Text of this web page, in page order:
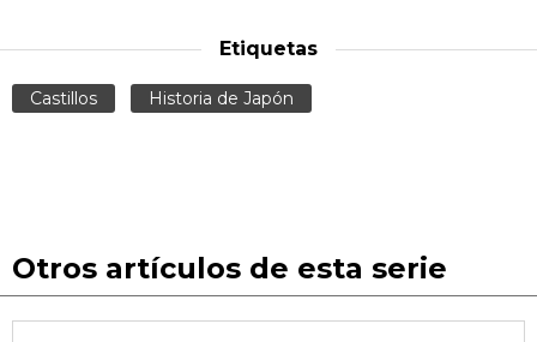
Etiquetas
Castillos Historia de Japón
Otros artículos de esta serie